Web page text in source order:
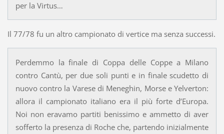
per la Virtus…
Il 77/78 fu un altro campionato di vertice ma senza successi.
Perdemmo la finale di Coppa delle Coppe a Milano
contro Cantù, per due soli punti e in finale scudetto di
nuovo contro la Varese di Meneghin, Morse e Yelverton:
allora il campionato italiano era il più forte d’Europa.
Noi non eravamo partiti benissimo e ammetto di aver
sofferto la presenza di Roche che, partendo inizialmente